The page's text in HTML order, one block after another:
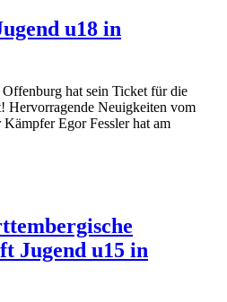
u18 in
hat sein Ticket für die
Hervorragende Neuigkeiten vom
Egor Fessler hat am
Jugend u15 in